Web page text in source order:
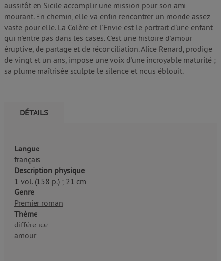
aussitôt en Sicile accomplir une mission pour son ami
mourant. En chemin, elle va enfin rencontrer un monde assez
vaste pour elle. La Colère et l'Envie est le portrait d'une enfant
qui n'entre pas dans les cases. C'est une histoire d'amour
éruptive, de partage et de réconciliation. Alice Renard, prodige
de vingt et un ans, impose une voix d'une incroyable maturité ;
sa plume maîtrisée sculpte le silence et nous éblouit.
DÉTAILS
Langue
français
Description physique
1 vol. (158 p.) ; 21 cm
Genre
Premier roman
Thème
différence
amour